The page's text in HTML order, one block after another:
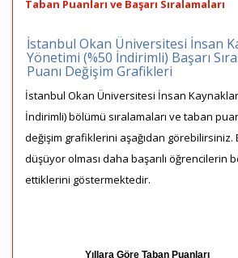
Taban Puanları ve Başarı Sıralamaları
İstanbul Okan Üniversitesi İnsan
Yönetimi (%50 İndirimli) Başarı
Puanı Değişim Grafikleri
İstanbul Okan Üniversitesi İnsan
İndirimli) bölümü sıralamaları ve taban
değişim grafiklerini aşağıdan görebilirsiniz.
düşüyor olması daha başarılı öğrencilerin
ettiklerini göstermektedir.
Yıllara Göre Taban Puanları